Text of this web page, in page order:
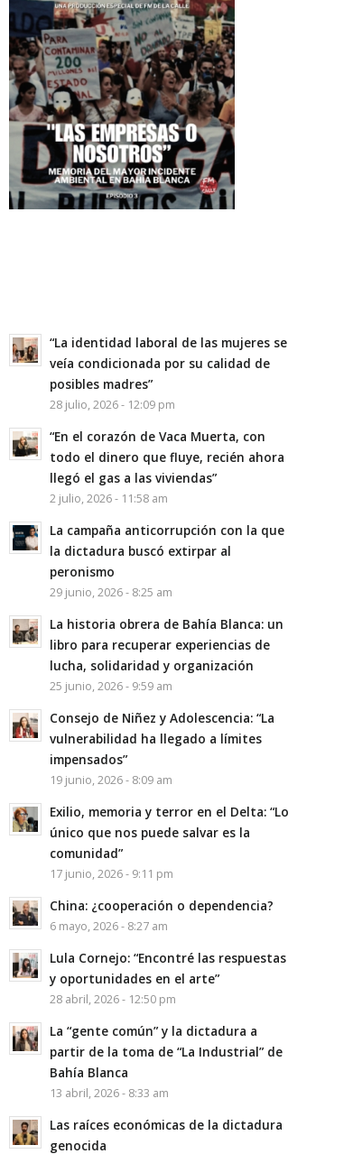
“La identidad laboral de las mujeres se
veía condicionada por su calidad de
posibles madres”
28 julio, 2026 - 12:09 pm
“En el corazón de Vaca Muerta, con
todo el dinero que fluye, recién ahora
llegó el gas a las viviendas”
2 julio, 2026 - 11:58 am
La campaña anticorrupción con la que
la dictadura buscó extirpar al
peronismo
29 junio, 2026 - 8:25 am
La historia obrera de Bahía Blanca: un
libro para recuperar experiencias de
lucha, solidaridad y organización
25 junio, 2026 - 9:59 am
Consejo de Niñez y Adolescencia: “La
vulnerabilidad ha llegado a límites
impensados”
19 junio, 2026 - 8:09 am
Exilio, memoria y terror en el Delta: “Lo
único que nos puede salvar es la
comunidad”
17 junio, 2026 - 9:11 pm
China: ¿cooperación o dependencia?
6 mayo, 2026 - 8:27 am
Lula Cornejo: “Encontré las respuestas
y oportunidades en el arte”
28 abril, 2026 - 12:50 pm
La “gente común” y la dictadura a
partir de la toma de “La Industrial” de
Bahía Blanca
13 abril, 2026 - 8:33 am
Las raíces económicas de la dictadura
genocida